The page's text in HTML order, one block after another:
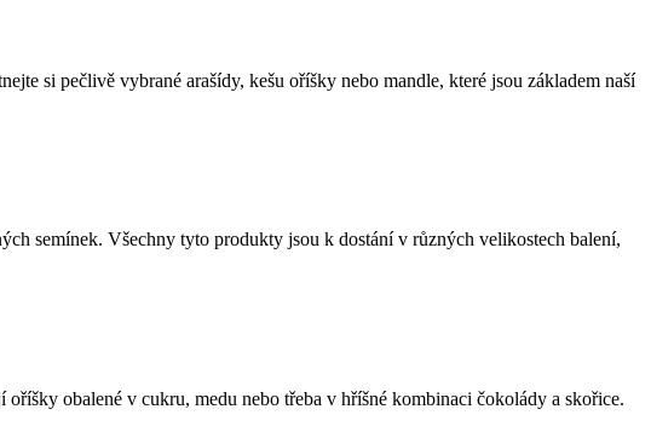
si pečlivě vybrané arašídy, kešu oříšky nebo mandle, které jsou základem naší
semínek. Všechny tyto produkty jsou k dostání v různých velikostech balení,
obalené v cukru, medu nebo třeba v hříšné kombinaci čokolády a skořice.